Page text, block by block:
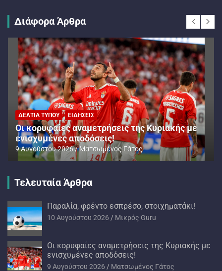
Διάφορα Άρθρα
ΔΕΛΤΊΑ ΤΎΠΟΥ ΕΙΔΉΣΕΙΣ
Oι κορυφαίες αναμετρήσεις της Κυριακής με
ενισχυμένες αποδόσεις!
9 Αυγούστου 2026 Ματσωμένος Γάτος
Τελευταία Άρθρα
Παραλία, φρέντο εσπρέσο, στοιχηματάκι!
10 Αυγούστου 2026 Mικρός Guru
Oι κορυφαίες αναμετρήσεις της Κυριακής με
ενισχυμένες αποδόσεις!
9 Αυγούστου 2026 Ματσωμένος Γάτος